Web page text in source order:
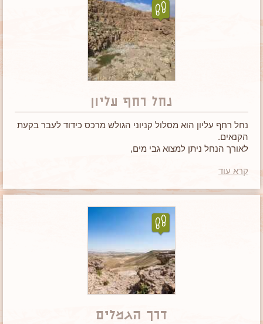
נחל רחף עליון
נחל רחף עליון הוא מסלול קניוני הגולש מרכס כידוד לעבר בקעת
הקנאים.
לאורך הנחל ניתן למצוא גבי מים,
לאיזור.
קרא עוד
דרך הגמלים